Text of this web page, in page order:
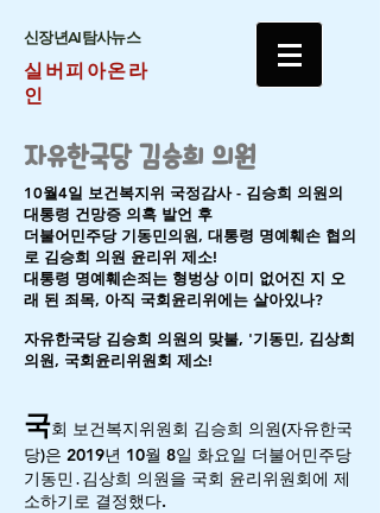
​신장년AI탐사뉴스
실버피아온라
인
자유한국당 김승희 의원
10월4일 보건복지위 국정감사 - 김승희 의원의
대통령 건망증 의혹 발언 후
더불어민주당 기동민의원, 대통령 명예훼손 협의
로 김승희 의원 윤리위 제소!
대통령 명예훼손죄는 형벙상 이미 없어진 지 오
래 된 죄목, 아직 국회윤리위에는 살아있나?
자유한국당 김승희 의원의 맞불, '기동민, 김상희
의원, 국회윤리위원회 제소!
국회 보건복지위원회 김승희 의원(자유한국
당)은 2019년 10월 8일 화요일 더불어민주당
기동민․김상희 의원을 국회 윤리위원회에 제
소하기로 결정했다.